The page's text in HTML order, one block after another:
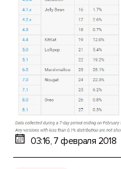
03:16, 7 февраля 2018